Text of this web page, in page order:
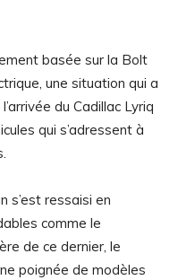
basée sur la Bolt
une situation qui a
du Cadillac Lyriq
qui s’adressent à
s’est ressaisi en
comme le
de ce dernier, le
poignée de modèles